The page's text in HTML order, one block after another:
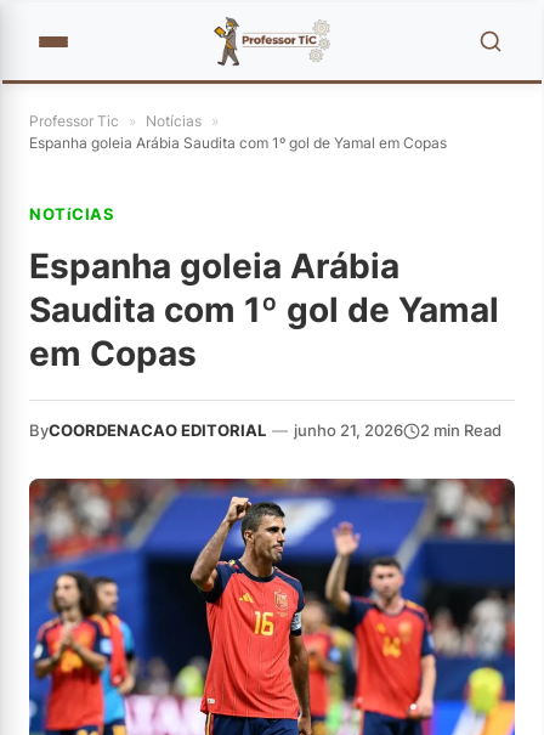
Professor Tic » Notícias »
Espanha goleia Arábia Saudita com 1º gol de Yamal em Copas
NOTíCIAS
Espanha goleia Arábia
Saudita com 1º gol de Yamal
em Copas
ByCOORDENACAO EDITORIAL — junho 21, 2026 2 min Read